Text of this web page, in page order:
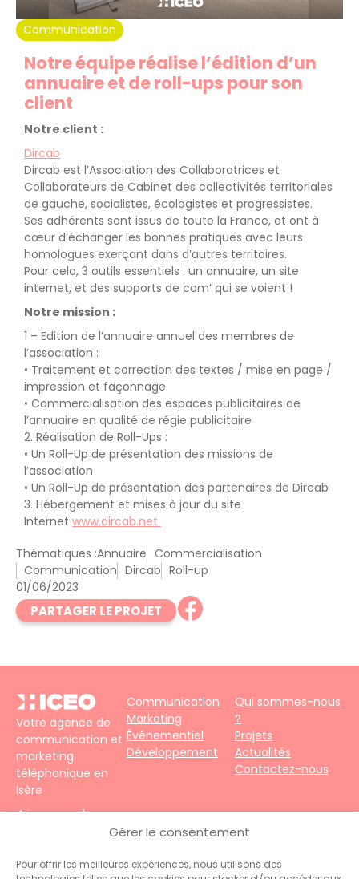
Gérer le consentement
Pour offrir les meilleures expériences, nous utilisons des
Communication
Notre équipe réalise l’édition d’un
annuaire et de roll-ups pour son
client
Notre client :
Dircab
Dircab est l’Association des Collaboratrices et
Collaborateurs de Cabinet des collectivités territoriales
de gauche, socialistes, écologistes et progressistes.
Ses adhérents sont issus de toute la France, et ont à
cœur d’échanger les bonnes pratiques avec leurs
homologues exerçant dans d’autres territoires.
Pour cela, 3 outils essentiels : un annuaire, un site
internet, et des supports de com’ qui se voient !
Notre mission :
1 – Edition de l’annuaire annuel des membres de
l’association :
• Traitement et correction des textes / mise en page /
impression et façonnage
• Commercialisation des espaces publicitaires de
l’annuaire en qualité de régie publicitaire
2. Réalisation de Roll-Ups :
• Un Roll-Up de présentation des missions de
l’association
• Un Roll-Up de présentation des partenaires de Dircab
3. Hébergement et mises à jour du site
Internet www.dircab.net
Thématiques :Annuaire Commercialisation
Communication Dircab Roll-up
01/06/2023
PARTAGER LE PROJET
Votre agence de
communication et
marketing
téléphonique en
Isère
4 impasse du
Faubourg – 38690
Téléphone :+33
Communication
Marketing
Événementiel
Développement
Qui sommes-nous
?
Projets
Actualités
Contactez-nous